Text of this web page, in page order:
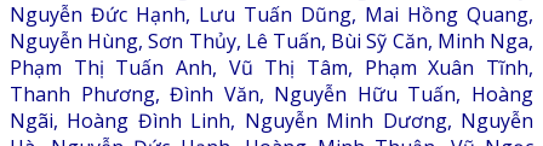
Nguyễn Đức Hạnh, Lưu Tuấn Dũng, Mai Hồng Quang,
Nguyễn Hùng, Sơn Thủy, Lê Tuấn, Bùi Sỹ Căn, Minh Nga,
Phạm Thị Tuấn Anh, Vũ Thị Tâm, Phạm Xuân Tĩnh,
Thanh Phương, Đình Văn, Nguyễn Hữu Tuấn, Hoàng
Ngãi, Hoàng Đình Linh, Nguyễn Minh Dương, Nguyễn